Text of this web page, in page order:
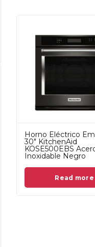
Horno Eléctrico
30" KitchenAid
KOSE500EBS
Inoxidable Negro
Read more